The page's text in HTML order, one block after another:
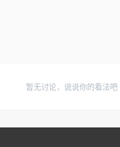
暂无讨论，说说你的看法吧